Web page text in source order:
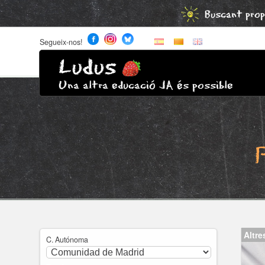
Buscant
Segueix-nos!
Ludus
Una altra educació JA és possible
C. Autónoma